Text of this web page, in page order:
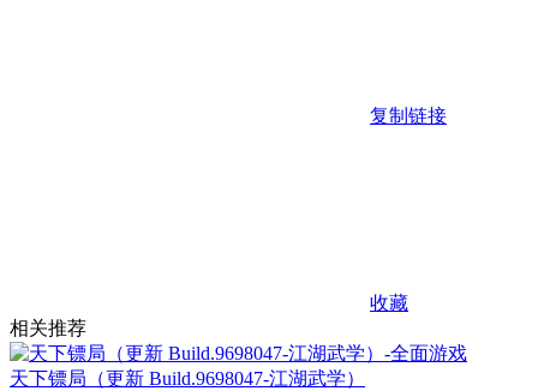
复制链接
收藏
相关推荐
天下镖局（更新 Build.9698047-江湖武学）